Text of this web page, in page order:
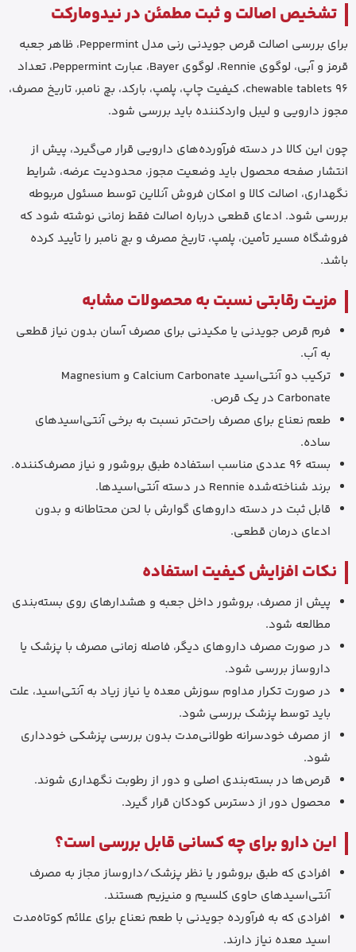
تشخیص اصالت و ثبت مطمئن در نیدومارکت
برای بررسی اصالت قرص جویدنی رنی مدل Peppermint، ظاهر جعبه
قرمز و آبی، لوگوی Rennie، لوگوی Bayer، عبارت Peppermint، تعداد
96 chewable tablets، کیفیت چاپ، پلمپ، بارکد، بچ نامبر، تاریخ مصرف،
مجوز دارویی و لیبل واردکننده باید بررسی شود.
چون این کالا در دسته فرآورده‌های دارویی قرار می‌گیرد، پیش از
انتشار صفحه محصول باید وضعیت مجوز، محدودیت عرضه، شرایط
نگهداری، اصالت کالا و امکان فروش آنلاین توسط مسئول مربوطه
بررسی شود. ادعای قطعی درباره اصالت فقط زمانی نوشته شود که
فروشگاه مسیر تأمین، پلمپ، تاریخ مصرف و بچ نامبر را تأیید کرده
باشد.
مزیت رقابتی نسبت به محصولات مشابه
فرم قرص جویدنی یا مکیدنی برای مصرف آسان بدون نیاز قطعی
به آب.
ترکیب دو آنتی‌اسید Calcium Carbonate و Magnesium
Carbonate در یک قرص.
طعم نعناع برای مصرف راحت‌تر نسبت به برخی آنتی‌اسیدهای
ساده.
بسته 96 عددی مناسب استفاده طبق بروشور و نیاز مصرف‌کننده.
برند شناخته‌شده Rennie در دسته آنتی‌اسیدها.
قابل ثبت در دسته داروهای گوارش با لحن محتاطانه و بدون
ادعای درمان قطعی.
نکات افزایش کیفیت استفاده
پیش از مصرف، بروشور داخل جعبه و هشدارهای روی بسته‌بندی
مطالعه شود.
در صورت مصرف داروهای دیگر، فاصله زمانی مصرف با پزشک یا
داروساز بررسی شود.
در صورت تکرار مداوم سوزش معده یا نیاز زیاد به آنتی‌اسید، علت
باید توسط پزشک بررسی شود.
از مصرف خودسرانه طولانی‌مدت بدون بررسی پزشکی خودداری
شود.
قرص‌ها در بسته‌بندی اصلی و دور از رطوبت نگهداری شوند.
محصول دور از دسترس کودکان قرار گیرد.
این دارو برای چه کسانی قابل بررسی است؟
افرادی که طبق بروشور یا نظر پزشک/داروساز مجاز به مصرف
آنتی‌اسیدهای حاوی کلسیم و منیزیم هستند.
افرادی که به فرآورده جویدنی با طعم نعناع برای علائم کوتاه‌مدت
اسید معده نیاز دارند.